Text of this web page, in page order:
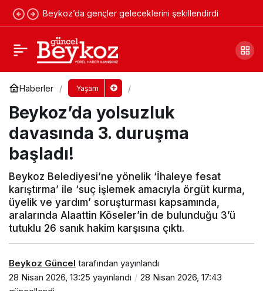
Beykoz’da gençler geleceklerini şekillendirdi
Haberler Yaşam
Beykoz’da yolsuzluk
davasında 3. duruşma
başladı!
Beykoz Belediyesi’ne yönelik ‘İhaleye fesat
karıştırma’ ile ‘suç işlemek amacıyla örgüt kurma,
üyelik ve yardım’ soruşturması kapsamında,
aralarında Alaattin Köseler’in de bulunduğu 3’ü
tutuklu 26 sanık hakim karşısına çıktı.
Beykoz Güncel tarafından yayınlandı
28 Nisan 2026, 13:25 yayınlandı
28 Nisan 2026, 17:43
Beykoz’un 9 mahallesinde su kesintisi!
Yorum Yap Paylaş